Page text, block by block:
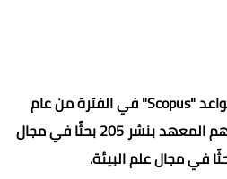
وأفاد التقرير بأنه وفقًا لقواعد "Scopus" في الفترة من عام
2020 وحتى 2022، فقد ساهم المعهد بنشر 205 بحثًا في مجال